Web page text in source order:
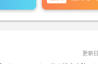
更新